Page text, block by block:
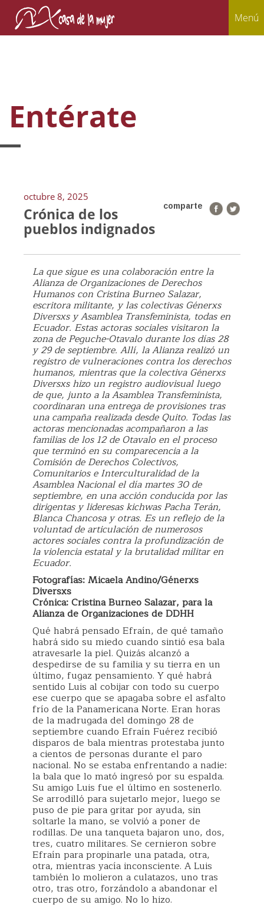
Menú
Entérate
octubre 8, 2025
comparte
Crónica de los
pueblos indignados
La que sigue es una colaboración entre la
Alianza de Organizaciones de Derechos
Humanos con Cristina Burneo Salazar,
escritora militante, y las colectivas Génerxs
Diversxs y Asamblea Transfeminista, todas en
Ecuador. Estas actoras sociales visitaron la
zona de Peguche-Otavalo durante los días 28
y 29 de septiembre. Allí, la Alianza realizó un
registro de vulneraciones contra los derechos
humanos, mientras que la colectiva Génerxs
Diversxs hizo un registro audiovisual luego
de que, junto a la Asamblea Transfeminista,
coordinaran una entrega de provisiones tras
una campaña realizada desde Quito. Todas las
actoras mencionadas acompañaron a las
familias de los 12 de Otavalo en el proceso
que terminó en su comparecencia a la
Comisión de Derechos Colectivos,
Comunitarios e Interculturalidad de la
Asamblea Nacional el día martes 30 de
septiembre, en una acción conducida por las
dirigentas y lideresas kichwas Pacha Terán,
Blanca Chancosa y otras. Es un reflejo de la
voluntad de articulación de numerosos
actores sociales contra la profundización de
la violencia estatal y la brutalidad militar en
Ecuador.
Fotografías: Micaela Andino/Génerxs
Diversxs
Crónica: Cristina Burneo Salazar, para la
Alianza de Organizaciones de DDHH
Qué habrá pensado Efraín, de qué tamaño
habrá sido su miedo cuando sintió esa bala
atravesarle la piel. Quizás alcanzó a
despedirse de su familia y su tierra en un
último, fugaz pensamiento. Y qué habrá
sentido Luis al cobijar con todo su cuerpo
ese cuerpo que se apagaba sobre el asfalto
frío de la Panamericana Norte. Eran horas
de la madrugada del domingo 28 de
septiembre cuando Efraín Fuérez recibió
disparos de bala mientras protestaba junto
a cientos de personas durante el paro
nacional. No se estaba enfrentando a nadie:
la bala que lo mató ingresó por su espalda.
Su amigo Luis fue el último en sostenerlo.
Se arrodilló para sujetarlo mejor, luego se
puso de pie para gritar por ayuda, sin
soltarle la mano, se volvió a poner de
rodillas. De una tanqueta bajaron uno, dos,
tres, cuatro militares. Se cernieron sobre
Efraín para propinarle una patada, otra,
otra, mientras yacía inconsciente. A Luis
también lo molieron a culatazos, uno tras
otro, tras otro, forzándolo a abandonar el
cuerpo de su amigo. No lo hizo.